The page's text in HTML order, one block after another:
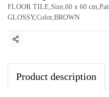
FLOOR TILE,Size,60 x 60 cm,
GLOSSY,Color,BROWN
แชร์
Product description